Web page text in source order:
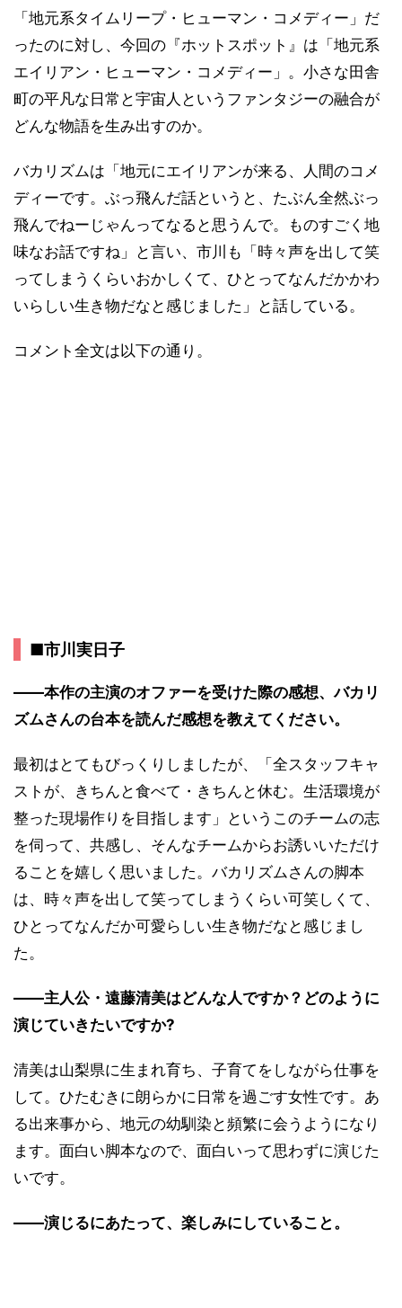
「地元系タイムリープ・ヒューマン・コメディー」だ
ったのに対し、今回の『ホットスポット』は「地元系
エイリアン・ヒューマン・コメディー」。小さな田舎
町の平凡な日常と宇宙人というファンタジーの融合が
どんな物語を生み出すのか。
バカリズムは「地元にエイリアンが来る、人間のコメ
ディーです。ぶっ飛んだ話というと、たぶん全然ぶっ
飛んでねーじゃんってなると思うんで。ものすごく地
味なお話ですね」と言い、市川も「時々声を出して笑
ってしまうくらいおかしくて、ひとってなんだかかわ
いらしい生き物だなと感じました」と話している。
コメント全文は以下の通り。
■市川実日子
――本作の主演のオファーを受けた際の感想、バカリ
ズムさんの台本を読んだ感想を教えてください。
最初はとてもびっくりしましたが、「全スタッフキャ
ストが、きちんと食べて・きちんと休む。生活環境が
整った現場作りを目指します」というこのチームの志
を伺って、共感し、そんなチームからお誘いいただけ
ることを嬉しく思いました。バカリズムさんの脚本
は、時々声を出して笑ってしまうくらい可笑しくて、
ひとってなんだか可愛らしい生き物だなと感じまし
た。
――主人公・遠藤清美はどんな人ですか？どのように
演じていきたいですか?
清美は山梨県に生まれ育ち、子育てをしながら仕事を
して。ひたむきに朗らかに日常を過ごす女性です。あ
る出来事から、地元の幼馴染と頻繁に会うようになり
ます。面白い脚本なので、面白いって思わずに演じた
いです。
――演じるにあたって、楽しみにしていること。